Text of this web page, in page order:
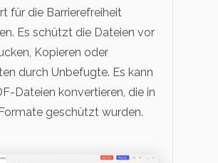
für die Barrierefreiheit
Es schützt die Dateien vor
Kopieren oder
durch Unbefugte. Es kann
Dateien konvertieren, die in
geschützt wurden.